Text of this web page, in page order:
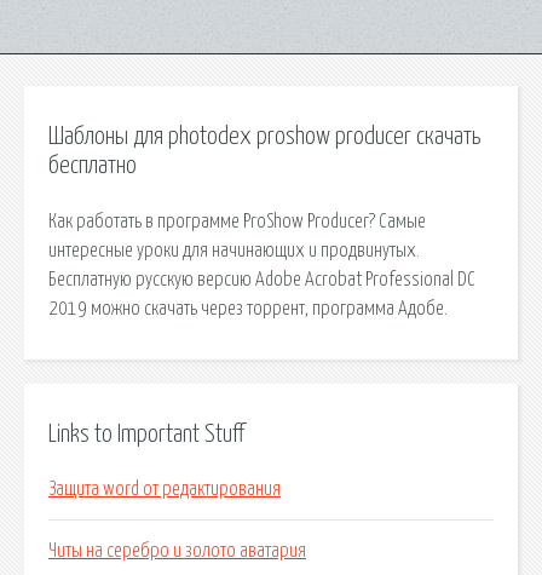
Шаблоны для photodex proshow producer скачать
бесплатно
Как работать в программе ProShow Producer? Самые
интересные уроки для начинающих и продвинутых.
Бесплатную русскую версию Adobe Acrobat Professional DC
2019 можно скачать через торрент, программа Адобе.
Links to Important Stuff
Защита word от редактирования
Читы на серебро и золото аватария